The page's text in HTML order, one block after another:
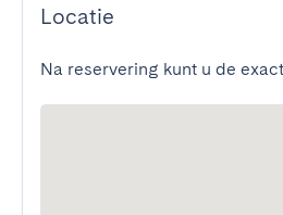
Locatie
Na reservering kunt u de